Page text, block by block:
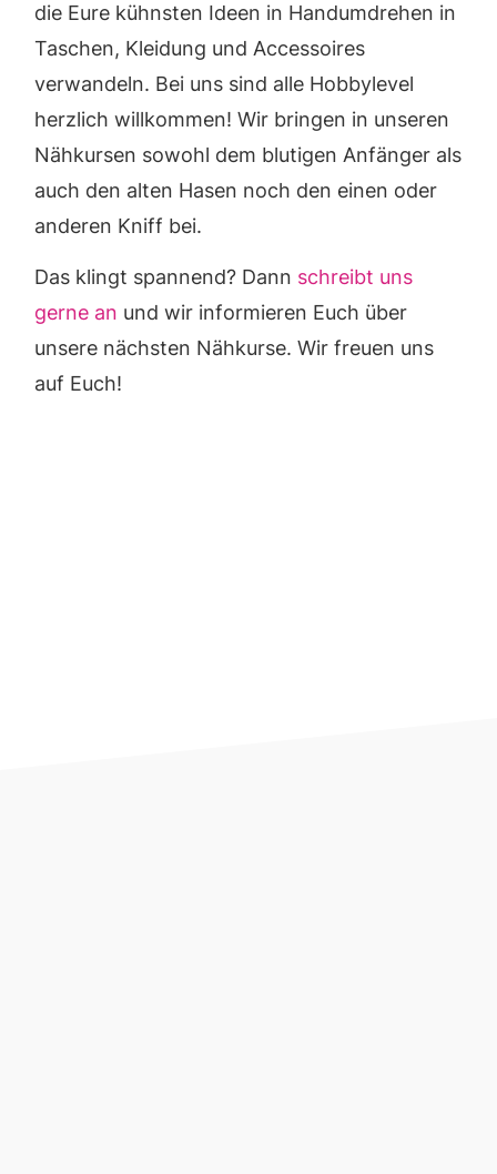
die Eure kühnsten Ideen in Handumdrehen in
Taschen, Kleidung und Accessoires
verwandeln. Bei uns sind alle Hobbylevel
herzlich willkommen! Wir bringen in unseren
Nähkursen sowohl dem blutigen Anfänger als
auch den alten Hasen noch den einen oder
anderen Kniff bei.
Das klingt spannend? Dann schreibt uns
gerne an und wir informieren Euch über
unsere nächsten Nähkurse. Wir freuen uns
auf Euch!